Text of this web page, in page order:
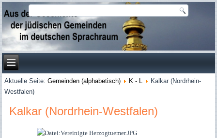
Aktuelle Seite:Gemeinden (alphabetisch) K - L
Kalkar (Nordrhein-
Westfalen)
Kalkar (Nordrhein-Westfalen)